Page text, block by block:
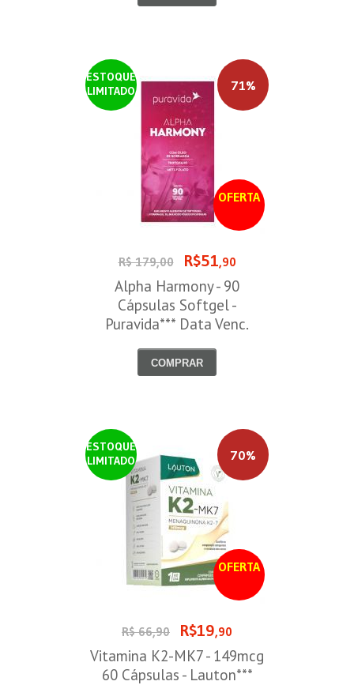
ESTOQUE
LIMITADO
OFERTA
71%
R$ 179,00 R$51,90
Alpha Harmony - 90
Cápsulas Softgel -
Puravida*** Data Venc.
COMPRAR
ESTOQUE
LIMITADO
OFERTA
70%
R$ 66,90 R$19,90
Vitamina K2-MK7 - 149mcg
60 Cápsulas - Lauton***